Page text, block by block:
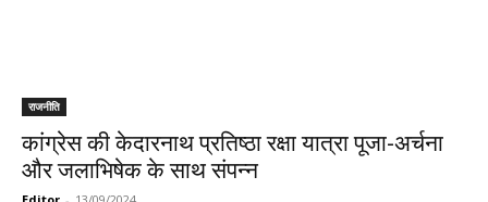
राजनीति
कांग्रेस की केदारनाथ प्रतिष्ठा रक्षा यात्रा पूजा-अर्चना
और जलाभिषेक के साथ संपन्न